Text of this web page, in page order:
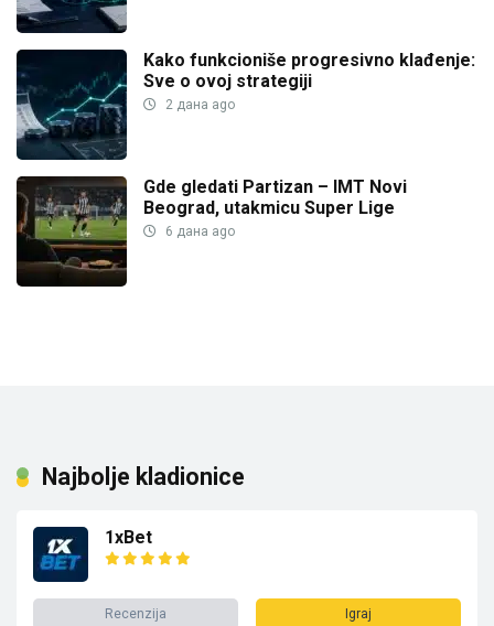
Kako funkcioniše progresivno klađenje:
Sve o ovoj strategiji
2 дана ago
Gde gledati Partizan – IMT Novi
Beograd, utakmicu Super Lige
6 дана ago
Najbolje kladionice
1xBet
Recenzija Igraj